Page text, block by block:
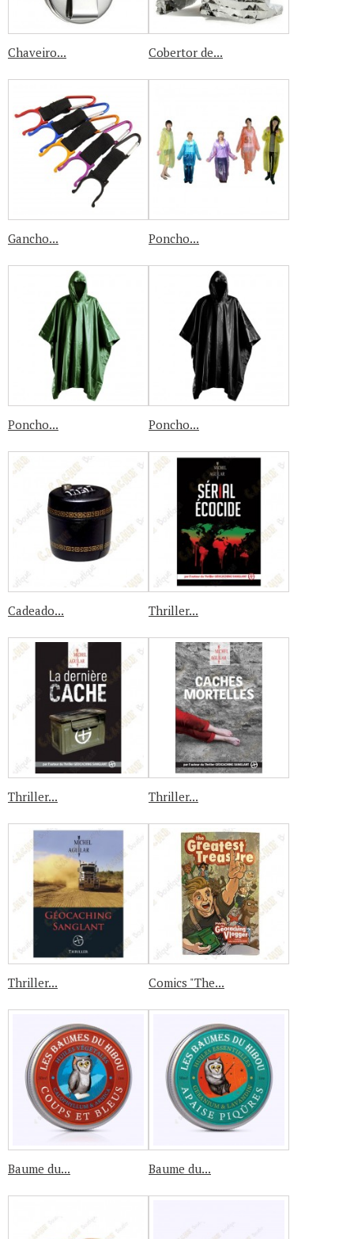
Chaveiro... Cobertor de...
Gancho... Poncho...
Poncho... Poncho...
Cadeado... Thriller...
Thriller... Thriller...
Thriller... Comics "The...
Baume du... Baume du...